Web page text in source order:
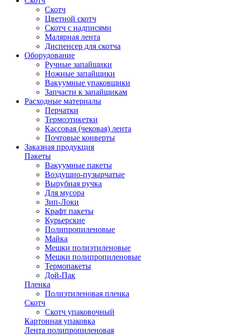
Скотч
Цветной скотч
Скотч с надписями
Малярная лента
Диспенсер для скотча
Оборудование
Ручные запайщики
Ножные запайщики
Вакуумные упаковщики
Запчасти к запайщикам
Расходные материалы
Перчатки
Термоэтикетки
Кассовая (чековая) лента
Почтовые конверты
Заказная продукция
Пакеты
Вакуумные пакеты
Воздушно-пузырчатые
Вырубная ручка
Для мусора
Зип-Локи
Крафт пакеты
Курьерские
Полипропиленовые
Майка
Мешки полиэтиленовые
Мешки полипропиленовые
Термопакеты
Дой-Пак
Пленка
Полиэтиленовая пленка
Скотч
Скотч упаковочный
Картонная упаковка
Лента полипропиленовая